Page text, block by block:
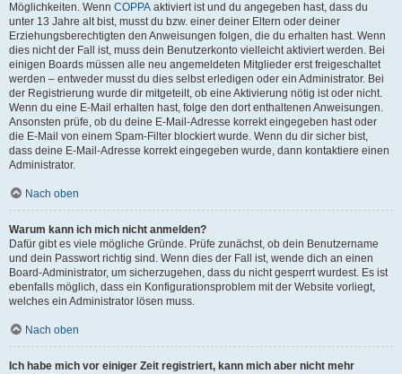
Möglichkeiten. Wenn COPPA aktiviert ist und du angegeben hast, dass du
unter 13 Jahre alt bist, musst du bzw. einer deiner Eltern oder deiner
Erziehungsberechtigten den Anweisungen folgen, die du erhalten hast. Wenn
dies nicht der Fall ist, muss dein Benutzerkonto vielleicht aktiviert werden. Bei
einigen Boards müssen alle neu angemeldeten Mitglieder erst freigeschaltet
werden – entweder musst du dies selbst erledigen oder ein Administrator. Bei
der Registrierung wurde dir mitgeteilt, ob eine Aktivierung nötig ist oder nicht.
Wenn du eine E-Mail erhalten hast, folge den dort enthaltenen Anweisungen.
Ansonsten prüfe, ob du deine E-Mail-Adresse korrekt eingegeben hast oder
die E-Mail von einem Spam-Filter blockiert wurde. Wenn du dir sicher bist,
dass deine E-Mail-Adresse korrekt eingegeben wurde, dann kontaktiere einen
Administrator.
Nach oben
Warum kann ich mich nicht anmelden?
Dafür gibt es viele mögliche Gründe. Prüfe zunächst, ob dein Benutzername
und dein Passwort richtig sind. Wenn dies der Fall ist, wende dich an einen
Board-Administrator, um sicherzugehen, dass du nicht gesperrt wurdest. Es ist
ebenfalls möglich, dass ein Konfigurationsproblem mit der Website vorliegt,
welches ein Administrator lösen muss.
Nach oben
Ich habe mich vor einiger Zeit registriert, kann mich aber nicht mehr